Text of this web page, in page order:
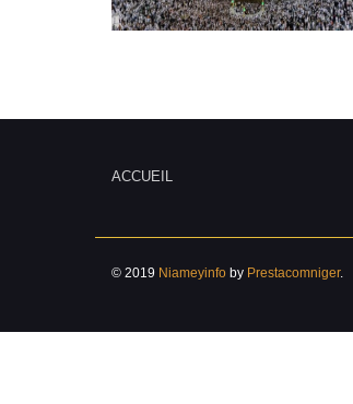
ACCUEIL
© 2019 Niameyinfo by Prestacomniger.